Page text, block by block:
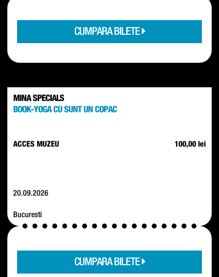
CUMPARA BILETE
MINA SPECIALS
BOOK-YOGA CU SUNT UN COPAC
ACCES MUZEU 100,00 lei
20.09.2026
Bucuresti
CUMPARA BILETE